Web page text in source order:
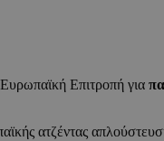
Επιτροπή για
ατζέντας